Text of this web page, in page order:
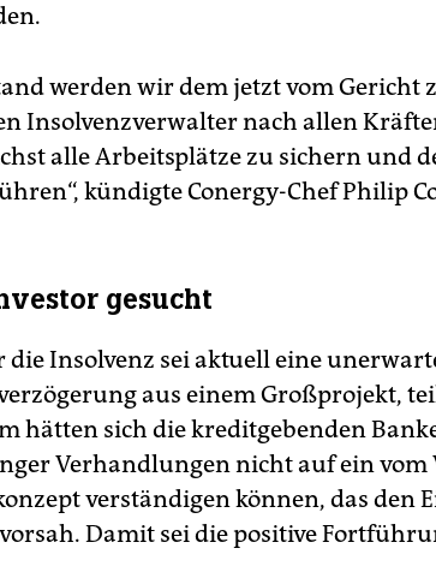
werden wir dem jetzt vom Gericht
Insolvenzverwalter nach allen
alle Arbeitsplätze zu sichern und
kündigte Conergy-Chef Philip
gesucht
Insolvenz sei aktuell eine
aus einem Großprojekt,
hätten sich die kreditgebenden
Verhandlungen nicht auf ein vom
verständigen können, das den
Damit sei die positive